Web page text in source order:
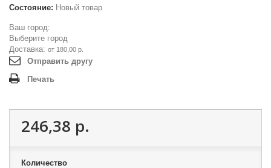
Состояние: Новый товар
Ваш город:
Выберите город
Доставка: от 180,00 р.
Отправить другу
Печать
246,38 р.
Количество